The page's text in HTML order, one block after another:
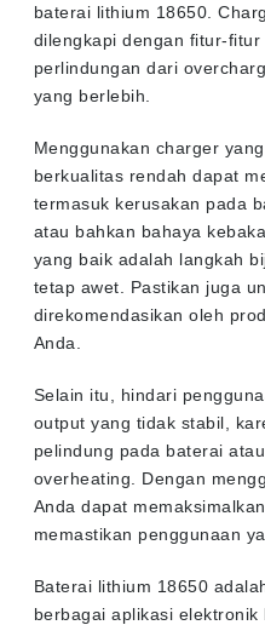
baterai lithium 18650.
dilengkapi dengan fitur-
perlindungan dari
yang berlebih.
Menggunakan charger
berkualitas rendah dapat
termasuk kerusakan pada
atau bahkan bahaya
yang baik adalah langkah
tetap awet. Pastikan juga
direkomendasikan oleh
Anda.
Selain itu, hindari
output yang tidak stabil,
pelindung pada baterai
overheating. Dengan
Anda dapat
memastikan penggunaan
Baterai lithium 18650
berbagai aplikasi